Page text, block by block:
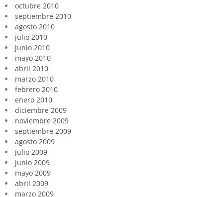
octubre 2010
septiembre 2010
agosto 2010
julio 2010
junio 2010
mayo 2010
abril 2010
marzo 2010
febrero 2010
enero 2010
diciembre 2009
noviembre 2009
septiembre 2009
agosto 2009
julio 2009
junio 2009
mayo 2009
abril 2009
marzo 2009